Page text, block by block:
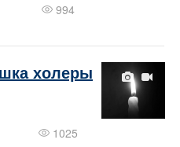
994
холеры
1025